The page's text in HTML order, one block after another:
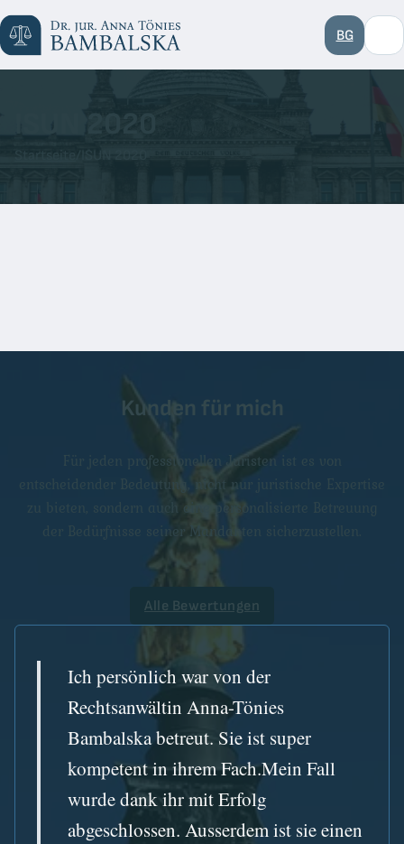
BG
Kunden für mich
Für jeden professionellen Juristen ist es von
entscheidender Bedeutung, nicht nur juristische Expertise
zu bieten, sondern auch eine personalisierte Betreuung
der Bedürfnisse seiner Mandanten sicherzustellen.
Alle Bewertungen
Ich persönlich war von der
Rechtsanwältin Anna-Tönies
Bambalska betreut. Sie ist super
kompetent in ihrem Fach.Mein Fall
wurde dank ihr mit Erfolg
abgeschlossen. Ausserdem ist sie einen